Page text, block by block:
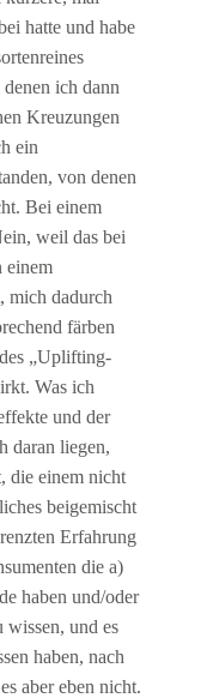
hatte und habe
ich dann
Kreuzungen
ein
von denen
Bei einem
weil das bei
einem
mich dadurch
färben
„Uplifting-
Was ich
und der
daran liegen,
die einem nicht
beigemischt
Erfahrung
die a)
haben und/oder
wissen, und es
haben, nach
aber eben nicht.